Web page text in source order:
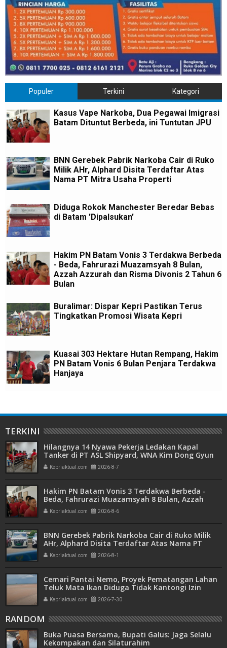
Populer Terkini Kategori
Kasus Vape Narkoba, Dua Pegawai Imigrasi
Batam Dituntut Berbeda, ini Tuntutan JPU
BNN Gerebek Pabrik Narkoba Cair di Ruko
Milik AHr, Alphard Disita Terdaftar Atas
Nama PT Mitra Usaha Properti
Diduga Rokok Manchester Beredar Bebas
di Batam 'Dipalsukan'
Hakim PN Batam Vonis 3 Terdakwa Berbeda
- Beda, Fahrurazi Muazamsyah 8 Bulan,
Azzah Azzurah dan Risma Divonis 2 Tahun 6
Bulan
Buralimar: Dispar Kepri Pastikan Terus
Tingkatkan Promosi Wisata Kepri
Kuasai 303 Hektare Hutan Rempang, Hakim
PN Batam Vonis 6 Bulan Penjara Terdakwa
Hanjaya
TERKINI
Hilangnya 14 Nyawa Pekerja Ledakan Kapal
Tanker di PT ASL Shipyard, WNA Kim Dong Gyun
Hanya Dituntut 1 Tahun 6 Bulan
Kepriaktual.com 2026-8-7
Hakim PN Batam Vonis 3 Terdakwa Berbeda -
Beda, Fahrurazi Muazamsyah 8 Bulan, Azzah
Azzurah dan Risma Divonis 2 Tahun 6 Bulan
Kepriaktual.com 2026-8-6
BNN Gerebek Pabrik Narkoba Cair di Ruko Milik
AHr, Alphard Disita Terdaftar Atas Nama PT
Mitra Usaha Properti
Kepriaktual.com 2026-8-1
Cemari Pantai Nemo, Proyek Pematangan Lahan
Teluk Mata Ikan Diduga Tidak Kantongi Izin
Amdal
Kepriaktual.com 2026-7-30
RANDOM
Buka Puasa Bersama, Bupati Galus: Jaga Selalu
Kekompakan dan Silaturahim